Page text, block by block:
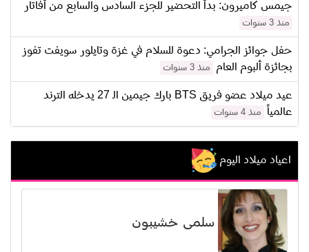
جيمس كاميرون: بدأ التحضير للجزء السادس والسابع من أفاتار
منذ 3 سنوات
حفل جوائز الجرامي: دعوة للسلام في غزة وتايلور سويفت تفوز
بجائزة ألبوم العام
منذ 3 سنوات
عيد ميلاد عضو فريق BTS بارك جيمين الـ 27 يدخله الترند
عالمياً
منذ 4 سنوات
اعياد ميلاد اليوم
سلمى خشيبون